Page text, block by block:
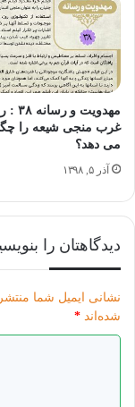
بخش پیام های مهدوی "مهدویت و رسانه"
مهدویت
غرب منجی شیعه را
می دهد؟
آذر ۵, ۱۳۹۸
دیدگاهتان را
نشانی ایمیل شما
شده‌اند *